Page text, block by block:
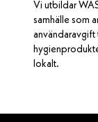
Vi utbildar
samhälle som
användaravgift
lokalt.